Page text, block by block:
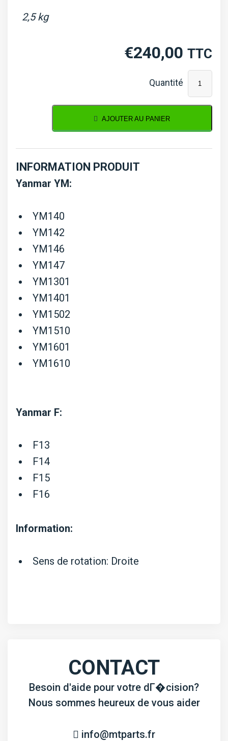
2,5 kg
€240,00 TTC
de
Pompe
AJOUTER AU PANIER
INFORMATION PRODUIT
Yanmar YM:
YM140
YM142
YM146
YM147
YM1301
YM1401
YM1502
YM1510
YM1601
YM1610
Yanmar F:
F13
F14
F15
F16
Information:
Sens de rotation: Droite
CONTACT
Besoin d'aide pour votre dГ�cision?
Nous sommes heureux de vous aider
info@mtparts.fr